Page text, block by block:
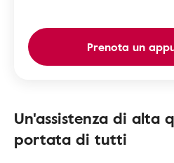
Prenota un
Un'assistenza di alta
portata di tutti